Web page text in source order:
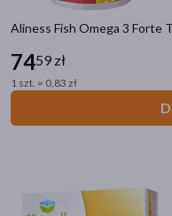
Aliness Fish Omega 3 Forte
7459 zł
1 szt. = 0,83 zł
Kategorie
Do poprzedniej